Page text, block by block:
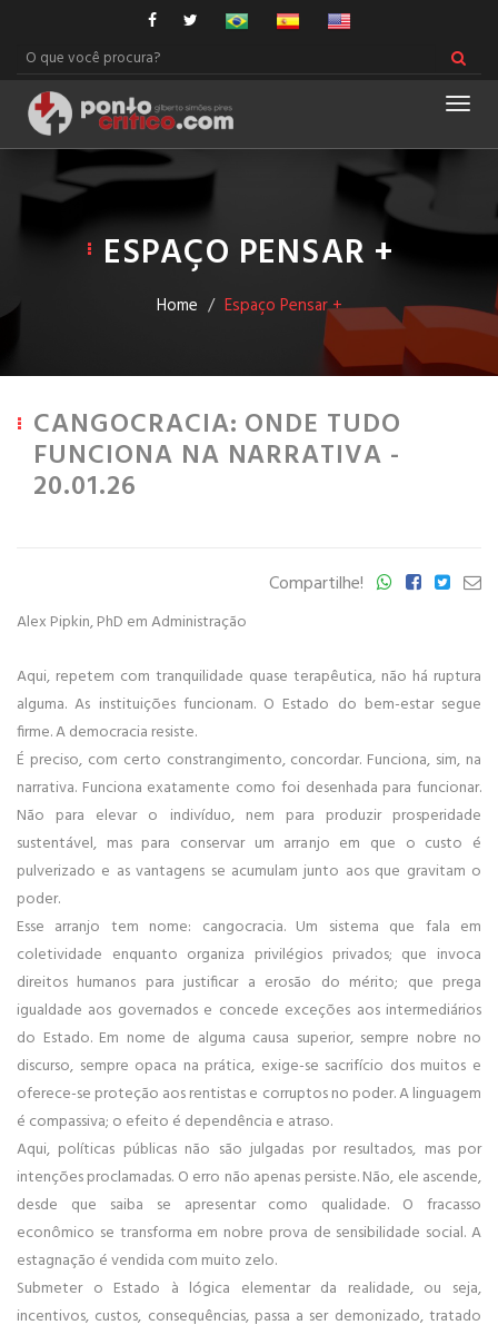
Menu
ESPAÇO PENSAR +
Home Espaço Pensar +
CANGOCRACIA: ONDE TUDO
FUNCIONA NA NARRATIVA -
20.01.26
Compartilhe!
Alex Pipkin, PhD em Administração
Aqui, repetem com tranquilidade quase terapêutica, não há ruptura
alguma. As instituições funcionam. O Estado do bem-estar segue
firme. A democracia resiste.
É preciso, com certo constrangimento, concordar. Funciona, sim, na
narrativa. Funciona exatamente como foi desenhada para funcionar.
Não para elevar o indivíduo, nem para produzir prosperidade
sustentável, mas para conservar um arranjo em que o custo é
pulverizado e as vantagens se acumulam junto aos que gravitam o
poder.
Esse arranjo tem nome: cangocracia. Um sistema que fala em
coletividade enquanto organiza privilégios privados; que invoca
direitos humanos para justificar a erosão do mérito; que prega
igualdade aos governados e concede exceções aos intermediários
do Estado. Em nome de alguma causa superior, sempre nobre no
discurso, sempre opaca na prática, exige-se sacrifício dos muitos e
oferece-se proteção aos rentistas e corruptos no poder. A linguagem
é compassiva; o efeito é dependência e atraso.
Aqui, políticas públicas não são julgadas por resultados, mas por
intenções proclamadas. O erro não apenas persiste. Não, ele ascende,
desde que saiba se apresentar como qualidade. O fracasso
econômico se transforma em nobre prova de sensibilidade social. A
estagnação é vendida com muito zelo.
Submeter o Estado à lógica elementar da realidade, ou seja,
incentivos, custos, consequências, passa a ser demonizado, tratado